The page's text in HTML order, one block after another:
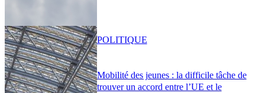
Mobilité des jeunes : la difficile tâche de
trouver un accord entre l’UE et le
POLITIQUE